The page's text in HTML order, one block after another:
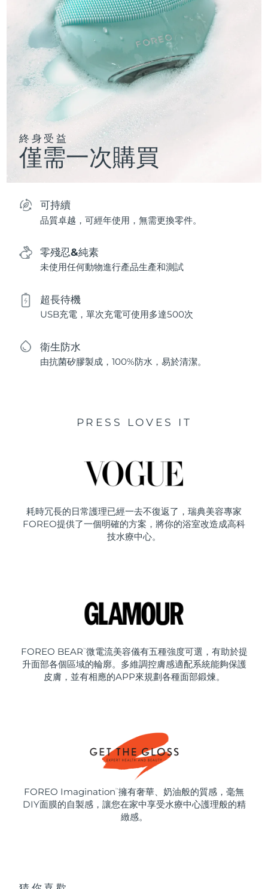
終身受益
僅需一次購買
可持續
品質卓越，可經年使用，無需更換零件。
零殘忍&純素
未使用任何動物進行產品生產和測試
超長待機
USB充電，單次充電可使用多達500次
衛生防水
由抗菌矽膠製成，100%防水，易於清潔。
PRESS LOVES IT
耗時冗長的日常護理已經一去不復返了，瑞典美容專家
FOREO提供了一個明確的方案，將你的浴室改造成高科
技水療中心。
FOREO BEAR ™ 微電流美容儀有五種強度可選，有助於提
升面部各個區域的輪廓。多維調控膚感適配系統能夠保護
皮膚，並有相應的APP來規劃各種面部鍛煉。
FOREO Imagination ™ 擁有奢華、奶油般的質感，毫無
DIY面膜的自製感，讓您在家中享受水療中心護理般的精
緻感。